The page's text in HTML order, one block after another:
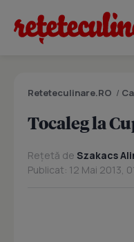
Reteteculinare.RO /
Tocaleg la
Rețetă de Szakacs
Publicat: 12 Mai 2013,